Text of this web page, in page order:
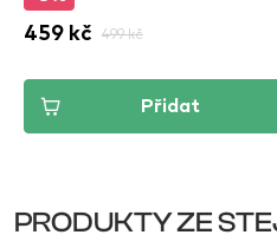
459 kč 499 kč
Přidat
PRODUKTY ZE